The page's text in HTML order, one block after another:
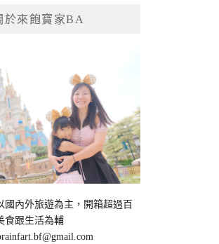
於來飽寶家BA
國內外旅遊為主，開箱超過百
食跟生活為輔